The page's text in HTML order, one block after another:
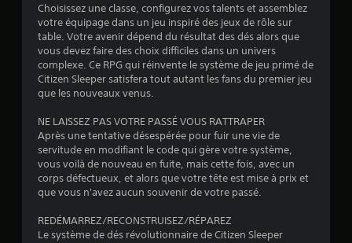
)
f
e
t
s
d
e
l
c
a
m
é
r
a
u
i
y
e
r
r
a
p
i
e
m
e
n
t
s
r
u
t
m
o
m
e
n
t
d
u
r
a
n
t
l
e
Choisissez une classe, configurez vos talents et assemblez
votre équipage dans un jeu inspiré des jeux de rôle sur
table. Votre avenir dépend du résultat des dés alors que
vous devez faire des choix difficiles dans un univers
complexe. Ce RPG qui réinvente le système de jeu primé de
Citizen Sleeper satisfera tout autant les fans du premier jeu
que les nouveaux venus.
NE LAISSEZ PAS VOTRE PASSÉ VOUS RATTRAPER
Après une tentative désespérée pour fuir une vie de
servitude en modifiant le code qui gère votre système,
vous voilà de nouveau en fuite, mais cette fois, avec un
corps défectueux, et alors que votre tête est mise à prix et
que vous n'avez aucun souvenir de votre passé.
REDÉMARREZ/RECONSTRUISEZ/RÉPAREZ
Le système de dés révolutionnaire de Citizen Sleeper